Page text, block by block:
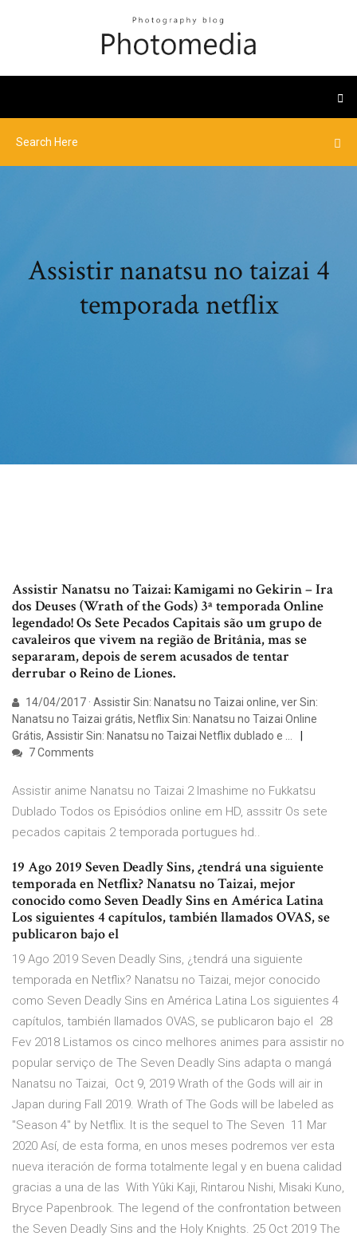
Assistir nanatsu no taizai 4
temporada netflix
Assistir Nanatsu no Taizai: Kamigami no Gekirin – Ira
dos Deuses (Wrath of the Gods) 3ª temporada Online
legendado! Os Sete Pecados Capitais são um grupo de
cavaleiros que vivem na região de Britânia, mas se
separaram, depois de serem acusados de tentar
derrubar o Reino de Liones.
14/04/2017 · Assistir Sin: Nanatsu no Taizai online, ver Sin:
Nanatsu no Taizai grátis, Netflix Sin: Nanatsu no Taizai Online
Grátis, Assistir Sin: Nanatsu no Taizai Netflix dublado e …
7 Comments
Assistir anime Nanatsu no Taizai 2 Imashime no Fukkatsu
Dublado Todos os Episódios online em HD, asssitr Os sete
pecados capitais 2 temporada portugues hd..
19 Ago 2019 Seven Deadly Sins, ¿tendrá una siguiente
temporada en Netflix? Nanatsu no Taizai, mejor
conocido como Seven Deadly Sins en América Latina
Los siguientes 4 capítulos, también llamados OVAS, se
publicaron bajo el
19 Ago 2019 Seven Deadly Sins, ¿tendrá una siguiente
temporada en Netflix? Nanatsu no Taizai, mejor conocido
como Seven Deadly Sins en América Latina Los siguientes 4
capítulos, también llamados OVAS, se publicaron bajo el 28
Fev 2018 Listamos os cinco melhores animes para assistir no
popular serviço de The Seven Deadly Sins adapta o mangá
Nanatsu no Taizai, Oct 9, 2019 Wrath of the Gods will air in
Japan during Fall 2019. Wrath of The Gods will be labeled as
"Season 4" by Netflix. It is the sequel to The Seven 11 Mar
2020 Así, de esta forma, en unos meses podremos ver esta
nueva iteración de forma totalmente legal y en buena calidad
gracias a una de las With Yûki Kaji, Rintarou Nishi, Misaki Kuno,
Bryce Papenbrook. The legend of the confrontation between
the Seven Deadly Sins and the Holy Knights. 25 Oct 2019 The